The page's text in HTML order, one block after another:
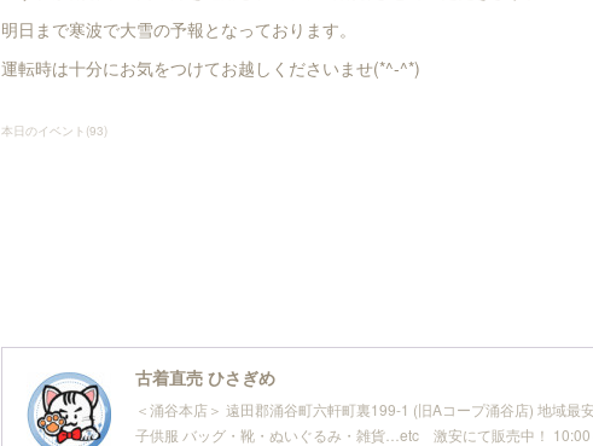
明日まで寒波で大雪の予報となっております。
運転時は十分にお気をつけてお越しくださいませ(*^-^*)
本日のイベント (93)
古着直売 ひさぎめ
＜涌谷本店＞ 遠田郡涌谷町六軒町裏199-1 (旧Aコープ涌谷店) 地域最
子供服 バッグ・靴・ぬいぐるみ・雑貨…etc 激安にて販売中！